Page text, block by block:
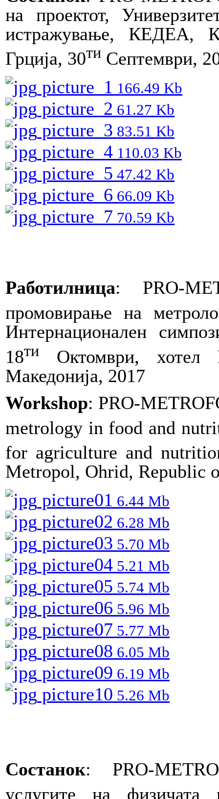
на проектот,
истражување, КЕДЕА,
Грција, 30ти Септември,
picture_1 166.49 Kb
picture_2 61.27 Kb
picture_3 83.51 Kb
picture_4 110.03 Kb
picture_5 47.42 Kb
picture_6 66.09 Kb
picture_7 70.59 Kb
Работилница: PRO-
промовирање на
Интернационален
18ти Октомври, хотел
Македонија, 2017
Workshop: PRO-
metrology in food and
for agriculture and
Metropol, Ohrid, Republic
picture01 6.44 Mb
picture02 6.28 Mb
picture03 5.70 Mb
picture04 5.21 Mb
picture05 5.74 Mb
picture06 5.96 Mb
picture07 5.77 Mb
picture08 6.05 Mb
picture09 6.19 Mb
picture10 5.26 Mb
Состанок: PRO-
услугите на физичата